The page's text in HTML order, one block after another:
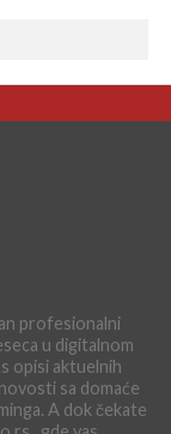
profesionalni
u digitalnom
opisi aktuelnih
sa domaće
A dok čekate